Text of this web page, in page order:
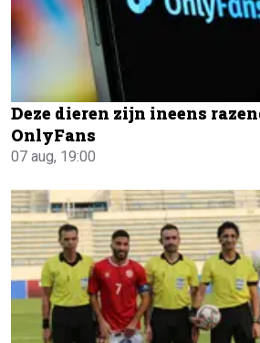
Deze dieren zijn ineens
OnlyFans
07 aug, 19:00